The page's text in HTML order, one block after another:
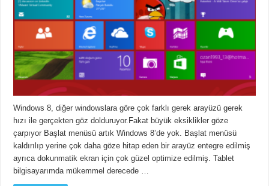
Windows 8, diğer windowslara göre çok farklı gerek arayüzü gerek
hızı ile gerçekten göz dolduruyor.Fakat büyük eksiklikler göze
çarpıyor Başlat menüsü artık Windows 8’de yok. Başlat menüsü
kaldırılıp yerine çok daha göze hitap eden bir arayüz entegre edilmiş
ayrıca dokunmatik ekran için çok güzel optimize edilmiş. Tablet
bilgisayarımda mükemmel derecede …